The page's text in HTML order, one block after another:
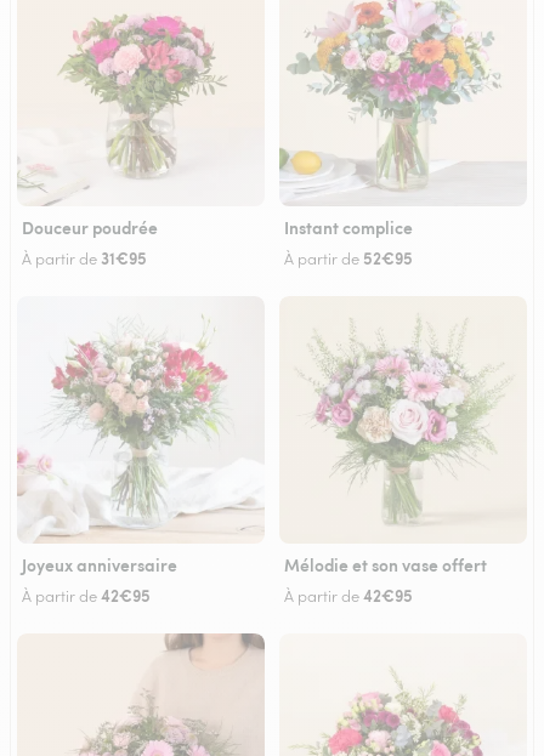
Douceur poudrée
À partir de 31€95
Instant complice
À partir de 52€95
Joyeux anniversaire
À partir de42€95
Mélodie et son vase offert
À partir de42€95